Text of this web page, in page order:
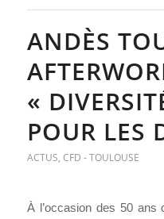
ANDÈS
«
POUR LES
ACTUS, CFD - TOULOUSE
À l’occasion des 50 ans